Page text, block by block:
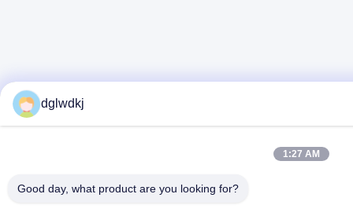
dglwdkj
1:27 AM
Good day, what product are you looking for?